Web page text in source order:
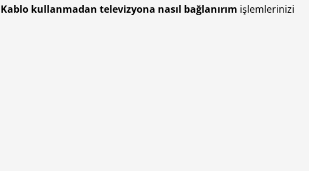
Kablo kullanmadan televizyona nasıl bağlanırım işlemlerinizi